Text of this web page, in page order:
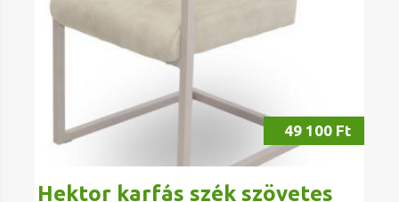
49 100 Ft
Hektor karfás szék szövetes